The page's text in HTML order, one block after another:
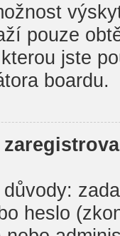
pouze
jste
boardu.
heslo